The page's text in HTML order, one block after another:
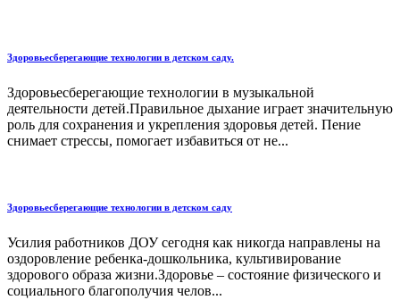
Здоровьесберегающие технологии в детском саду.
Здоровьесберегающие технологии в музыкальной
деятельности детей.Правильное дыхание играет значительную
роль для сохранения и укрепления здоровья детей. Пение
снимает стрессы, помогает избавиться от не...
Здоровьесберегающие технологии в детском саду
Усилия работников ДОУ сегодня как никогда направлены на
оздоровление ребенка-дошкольника, культивирование
здорового образа жизни.Здоровье – состояние физического и
социального благополучия челов...